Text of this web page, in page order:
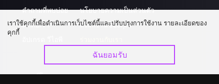
คำถามที่พบบ่อย
ติดต่อเรา
นโยบายความเป็นส่วนตัว
ส่งผลงานของคุณ
ดาวน์โหลดแอป
เราใช้คุกกี้เพื่อดำเนินการเว็บไซต์นี้และปรับปรุงการใช้งาน รายละเอียดของ
คุกกี้
ฉันยอมรับ